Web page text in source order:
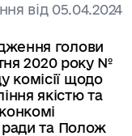
від 05.04.2024
голови
2020 року №
комісії щодо
якістю та
ради та Полож